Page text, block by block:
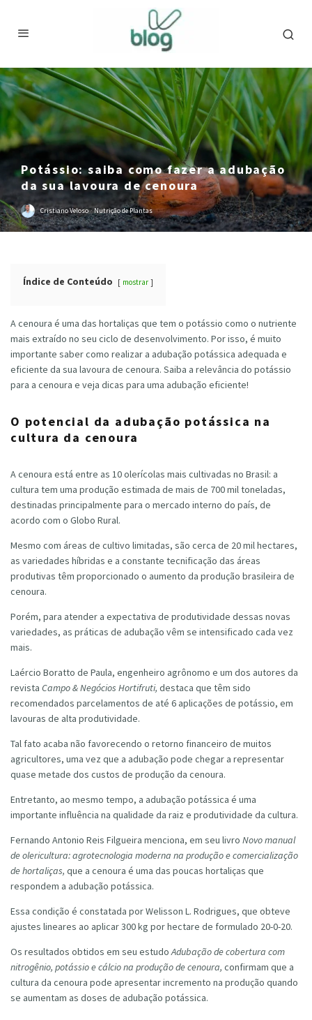
Potássio: saiba como fazer a adubação
da sua lavoura de cenoura
Cristiano Veloso · Nutrição de Plantas
Índice de Conteúdo mostrar
A cenoura é uma das hortaliças que tem o potássio como o nutriente
mais extraído no seu ciclo de desenvolvimento. Por isso, é muito
importante saber como realizar a adubação potássica adequada e
eficiente da sua lavoura de cenoura. Saiba a relevância do potássio
para a cenoura e veja dicas para uma adubação eficiente!
O potencial da adubação potássica na
cultura da cenoura
A cenoura está entre as 10 olerícolas mais cultivadas no Brasil: a
cultura tem uma produção estimada de mais de 700 mil toneladas,
destinadas principalmente para o mercado interno do país, de
acordo com o Globo Rural.
Mesmo com áreas de cultivo limitadas, são cerca de 20 mil hectares,
as variedades híbridas e a constante tecnificação das áreas
produtivas têm proporcionado o aumento da produção brasileira de
cenoura.
Porém, para atender a expectativa de produtividade dessas novas
variedades, as práticas de adubação vêm se intensificado cada vez
mais.
Laércio Boratto de Paula, engenheiro agrônomo e um dos autores da
revista Campo & Negócios Hortifruti, destaca que têm sido
recomendados parcelamentos de até 6 aplicações de potássio, em
lavouras de alta produtividade.
Tal fato acaba não favorecendo o retorno financeiro de muitos
agricultores, uma vez que a adubação pode chegar a representar
quase metade dos custos de produção da cenoura.
Entretanto, ao mesmo tempo, a adubação potássica é uma
importante influência na qualidade da raiz e produtividade da cultura.
Fernando Antonio Reis Filgueira menciona, em seu livro Novo manual
de olericultura: agrotecnologia moderna na produção e comercialização
de hortaliças, que a cenoura é uma das poucas hortaliças que
respondem a adubação potássica.
Essa condição é constatada por Welisson L. Rodrigues, que obteve
ajustes lineares ao aplicar 300 kg por hectare de formulado 20-0-20.
Os resultados obtidos em seu estudoAdubação de cobertura com
nitrogênio, potássio e cálcio na produção de cenoura, confirmam que a
cultura da cenoura pode apresentar incremento na produção quando
se aumentam as doses de adubação potássica.